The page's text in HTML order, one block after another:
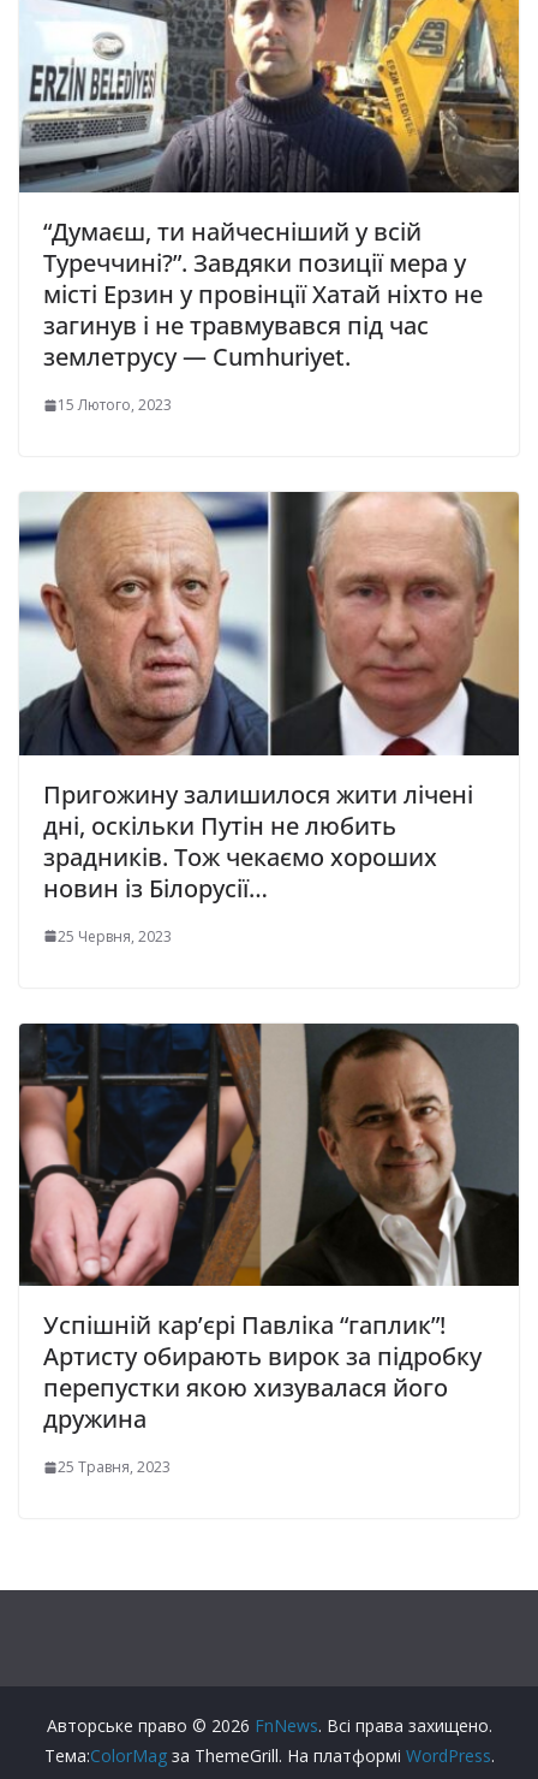
“Думаєш, ти найчесніший у всій
Туреччині?”. Завдяки позиції мера у
місті Ерзин у провінції Хатай ніхто не
загинув і не травмувався під час
землетрусу — Cumhuriyet.
15 Лютого, 2023
Пригожину залишилося жити лічені
дні, оскільки Путін не любить
зрадників. Тож чекаємо хороших
новин із Білорусії…
25 Червня, 2023
Успішній карʼєрі Павліка “гаплик”!
Артисту обирають вирок за підробку
перепустки якою хизувалася його
дружина
25 Травня, 2023
Авторське право © 2026 FnNews. Всі права захищено.
Тема:ColorMagза ThemeGrill. На платформі WordPress.